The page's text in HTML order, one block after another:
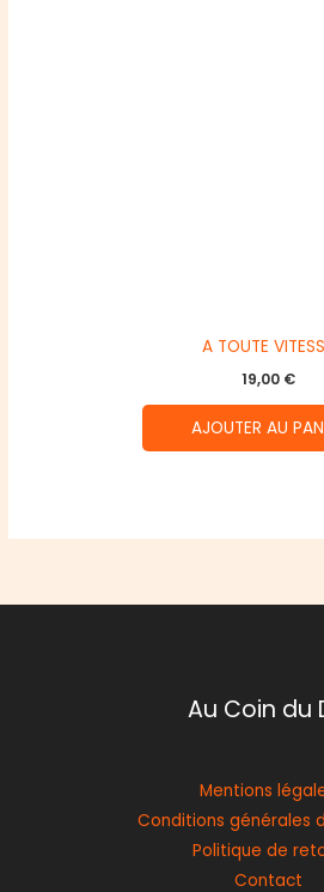
A TOUTE
19,00 €
AJOUTER AU
Au Coin du
Mentions
Conditions générales
Politique de
Contact